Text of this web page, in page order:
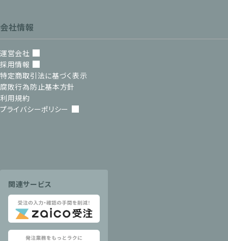
会社情報
運営会社
採用情報
特定商取引法に基づく表示
腐敗行為防止基本方針
利用規約
プライバシーポリシー
関連サービス